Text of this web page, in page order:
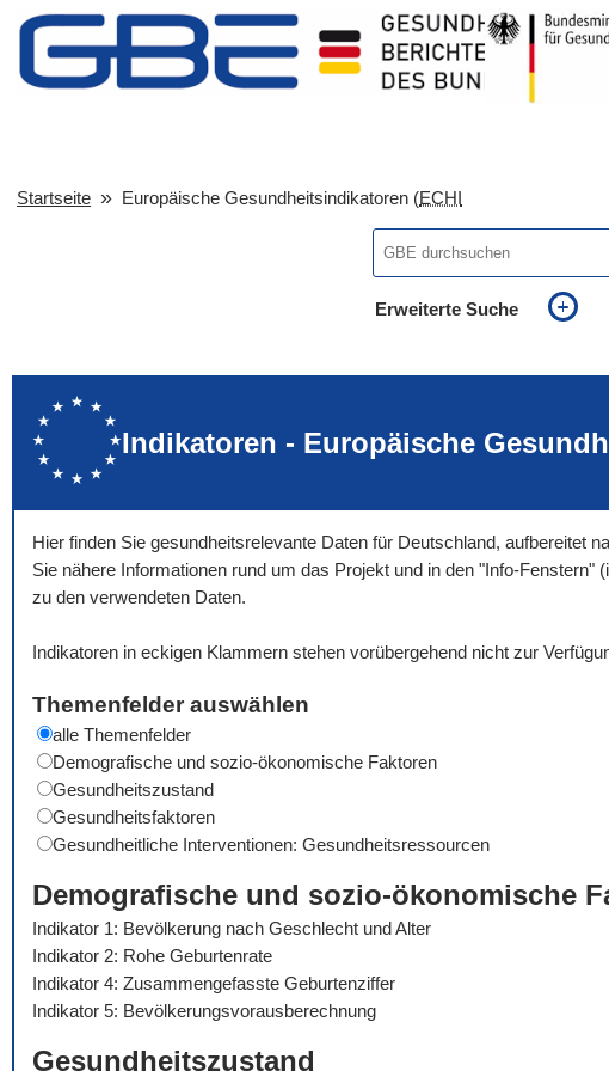
Startseite Europäische Gesundheitsindikatoren (ECHI
Erweiterte Suche
Indikatoren - Europäische
Hier finden Sie gesundheitsrelevante Daten für Deutschland, aufbereitet
Sie nähere Informationen rund um das Projekt und in den "Info-
zu den verwendeten Daten.
Indikatoren in eckigen Klammern stehen vorübergehend nicht zur
Themenfelder auswählen
alle Themenfelder
Demografische und sozio-ökonomische Faktoren
Gesundheitszustand
Gesundheitsfaktoren
Gesundheitliche Interventionen: Gesundheitsressourcen
Demografische und sozio-ökonomische
Indikator 1: Bevölkerung nach Geschlecht und Alter
Indikator 2: Rohe Geburtenrate
Indikator 4: Zusammengefasste Geburtenziffer
Indikator 5: Bevölkerungsvorausberechnung
Gesundheitszustand